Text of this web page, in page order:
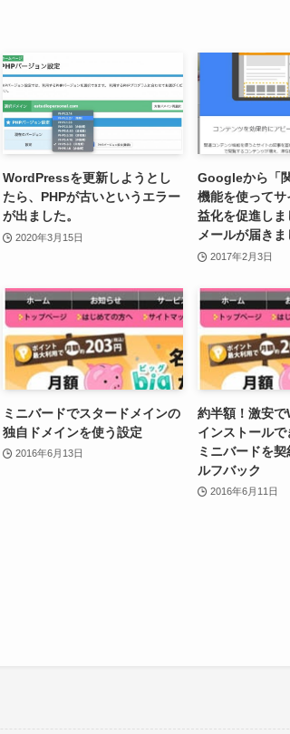
WordPressを更新しようとし
たら、PHPが古いというエラー
が出ました。
2020年3月15日
Googleから「
機能を使って
益化を促進しま
メールが届きま
2017年2月3日
ミニバードでスタードメインの
独自ドメインを使う設定
2016年6月13日
約半額！激安
インストール
ミニバードを
ルフバック
2016年6月11日